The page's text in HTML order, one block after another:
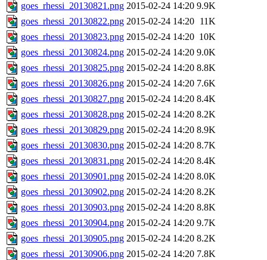
goes_rhessi_20130821.png 2015-02-24 14:20 9.9K
goes_rhessi_20130822.png 2015-02-24 14:20 11K
goes_rhessi_20130823.png 2015-02-24 14:20 10K
goes_rhessi_20130824.png 2015-02-24 14:20 9.0K
goes_rhessi_20130825.png 2015-02-24 14:20 8.8K
goes_rhessi_20130826.png 2015-02-24 14:20 7.6K
goes_rhessi_20130827.png 2015-02-24 14:20 8.4K
goes_rhessi_20130828.png 2015-02-24 14:20 8.2K
goes_rhessi_20130829.png 2015-02-24 14:20 8.9K
goes_rhessi_20130830.png 2015-02-24 14:20 8.7K
goes_rhessi_20130831.png 2015-02-24 14:20 8.4K
goes_rhessi_20130901.png 2015-02-24 14:20 8.0K
goes_rhessi_20130902.png 2015-02-24 14:20 8.2K
goes_rhessi_20130903.png 2015-02-24 14:20 8.8K
goes_rhessi_20130904.png 2015-02-24 14:20 9.7K
goes_rhessi_20130905.png 2015-02-24 14:20 8.2K
goes_rhessi_20130906.png 2015-02-24 14:20 7.8K